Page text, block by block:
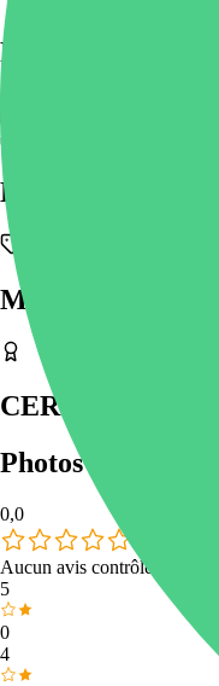
Présentation de
ENSEIGNE DU
MARQUES
Photos
0,0
Aucun avis contrôlé
5
0
4